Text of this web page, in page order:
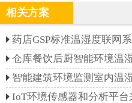
相关方案
药店GSP标准温湿度联网
仓库餐饮后厨智能环境温
智能建筑环境监测室内温
IoT环境传感器和分析平